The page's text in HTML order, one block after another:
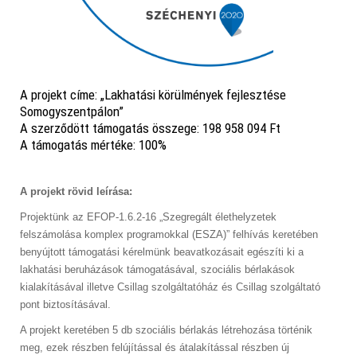
A projekt címe: „Lakhatási körülmények fejlesztése
Somogyszentpálon”
A szerződött támogatás összege: 198 958 094 Ft
A támogatás mértéke: 100%
A projekt rövid leírása:
Projektünk az EFOP-1.6.2-16 „Szegregált élethelyzetek
felszámolása komplex programokkal (ESZA)” felhívás keretében
benyújtott támogatási kérelmünk beavatkozásait egészíti ki a
lakhatási beruházások támogatásával, szociális bérlakások
kialakításával illetve Csillag szolgáltatóház és Csillag szolgáltató
pont biztosításával.
A projekt keretében 5 db szociális bérlakás létrehozása történik
meg, ezek részben felújítással és átalakítással részben új